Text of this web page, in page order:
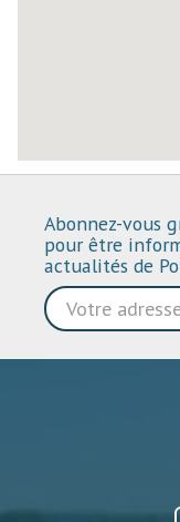
Abonnez-vous
pour être
actualités de